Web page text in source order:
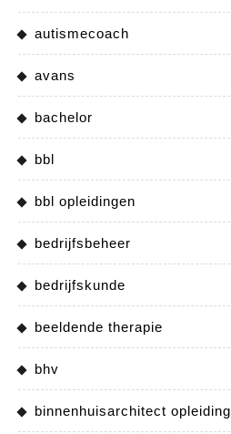
autismecoach
avans
bachelor
bbl
bbl opleidingen
bedrijfsbeheer
bedrijfskunde
beeldende therapie
bhv
binnenhuisarchitect opleiding